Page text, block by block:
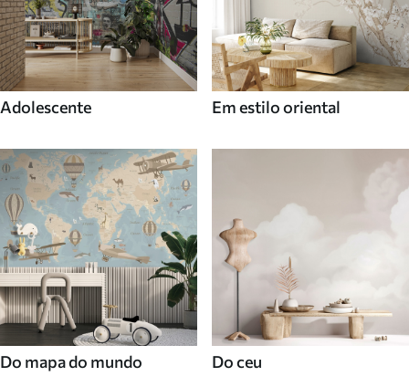
Adolescente Em estilo oriental
Do mapa do mundo Do ceu